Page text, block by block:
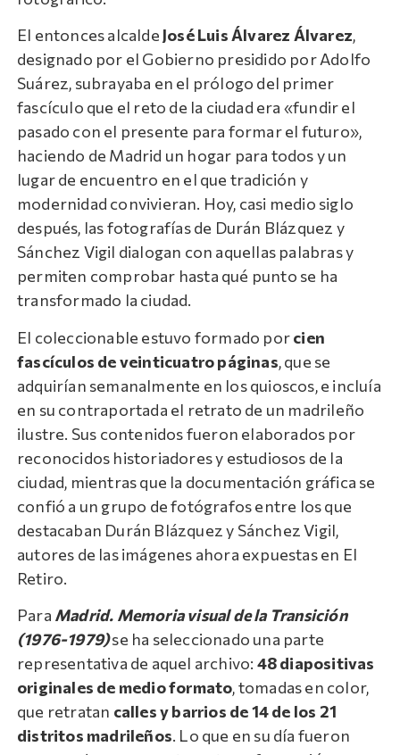
El entonces alcalde José Luis Álvarez Álvarez,
designado por el Gobierno presidido por Adolfo
Suárez, subrayaba en el prólogo del primer
fascículo que el reto de la ciudad era «fundir el
pasado con el presente para formar el futuro»,
haciendo de Madrid un hogar para todos y un
lugar de encuentro en el que tradición y
modernidad convivieran. Hoy, casi medio siglo
después, las fotografías de Durán Blázquez y
Sánchez Vigil dialogan con aquellas palabras y
permiten comprobar hasta qué punto se ha
transformado la ciudad.
El coleccionable estuvo formado porcien
fascículos de veinticuatro páginas, que se
adquirían semanalmente en los quioscos, e incluía
en su contraportada el retrato de un madrileño
ilustre. Sus contenidos fueron elaborados por
reconocidos historiadores y estudiosos de la
ciudad, mientras que la documentación gráfica se
confió a un grupo de fotógrafos entre los que
destacaban Durán Blázquez y Sánchez Vigil,
autores de las imágenes ahora expuestas en El
Retiro.
Para Madrid. Memoria visual de la Transición
(1976-1979)se ha seleccionado una parte
representativa de aquel archivo: 48 diapositivas
originales de medio formato, tomadas en color,
que retratan calles y barrios de 14 de los 21
distritos madrileños. Lo que en su día fueron